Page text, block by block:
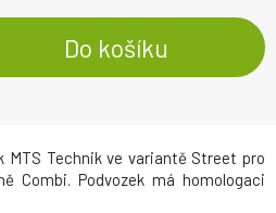
MTS Technik ve variantě Street pro
Combi. Podvozek má homologaci
Do košíku